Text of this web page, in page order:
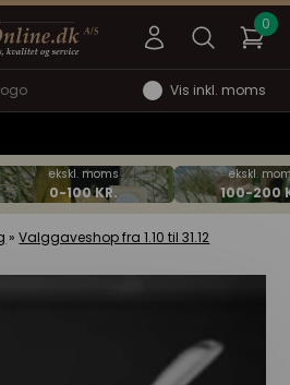
Vis inkl. moms
»Valggaveshop fra 1.10 til 31.12